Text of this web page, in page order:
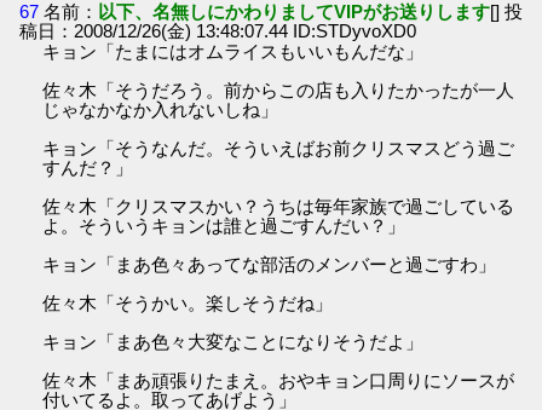
67 名前： 以下、名無しにかわりましてVIPがお送りします[] 投
稿日：2008/12/26(金) 13:48:07.44 ID:STDyvoXD0
キョン「たまにはオムライスもいいもんだな」
佐々木「そうだろう。前からこの店も入りたかったが一人
じゃなかなか入れないしね」
キョン「そうなんだ。そういえばお前クリスマスどう過ご
すんだ？」
佐々木「クリスマスかい？うちは毎年家族で過ごしている
よ。そういうキョンは誰と過ごすんだい？」
キョン「まあ色々あってな部活のメンバーと過ごすわ」
佐々木「そうかい。楽しそうだね」
キョン「まあ色々大変なことになりそうだよ」
佐々木「まあ頑張りたまえ。おやキョン口周りにソースが
付いてるよ。取ってあげよう」